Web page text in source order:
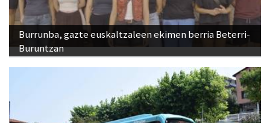
Burrunba, gazte euskaltzaleen ekimen berria Beterri-
Buruntzan